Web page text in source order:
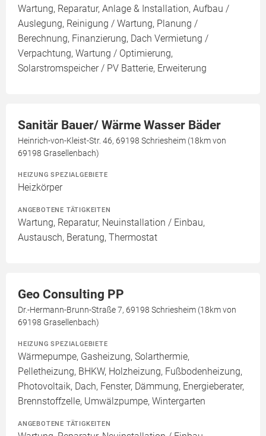
Wartung, Reparatur, Anlage & Installation, Aufbau /
Auslegung, Reinigung / Wartung, Planung /
Berechnung, Finanzierung, Dach Vermietung /
Verpachtung, Wartung / Optimierung,
Solarstromspeicher / PV Batterie, Erweiterung
Sanitär Bauer/ Wärme Wasser Bäder
Heinrich-von-Kleist-Str. 46, 69198 Schriesheim (18km von
69198 Grasellenbach)
HEIZUNG SPEZIALGEBIETE
Heizkörper
ANGEBOTENE TÄTIGKEITEN
Wartung, Reparatur, Neuinstallation / Einbau,
Austausch, Beratung, Thermostat
Geo Consulting PP
Dr.-Hermann-Brunn-Straße 7, 69198 Schriesheim (18km von
69198 Grasellenbach)
HEIZUNG SPEZIALGEBIETE
Wärmepumpe, Gasheizung, Solarthermie,
Pelletheizung, BHKW, Holzheizung, Fußbodenheizung,
Photovoltaik, Dach, Fenster, Dämmung, Energieberater,
Brennstoffzelle, Umwälzpumpe, Wintergarten
ANGEBOTENE TÄTIGKEITEN